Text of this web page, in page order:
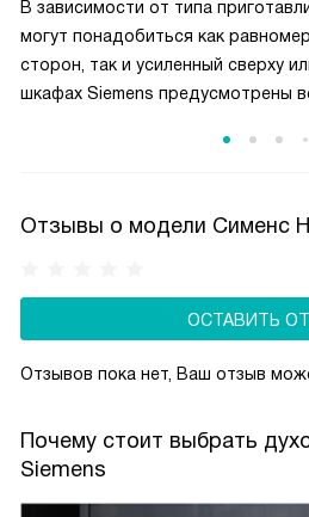
В зависимости от типа
могут понадобиться как
сторон, так и усиленный сверху
шкафах Siemens предусмотрены
Отзывы о модели Сименс
ОСТАВИТЬ
Отзывов пока нет, Ваш отзыв
Почему стоит выбрать
Siemens